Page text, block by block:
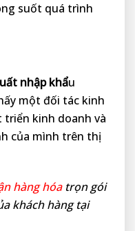
suốt quá trình
nhập khẩu
một đối tác kinh
kinh doanh và
của mình trên thị
hàng hóatrọn gói
khách hàng tại